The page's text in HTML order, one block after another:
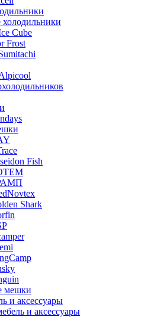
Cube
Frost
Fish
Shark
мешки
и аксессуары
и аксессуары